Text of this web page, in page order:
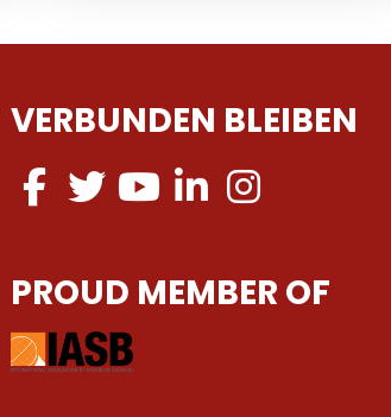
VERBUNDEN BLEIBEN
PROUD MEMBER OF